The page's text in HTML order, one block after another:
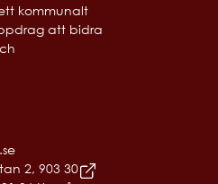
kommunalt
att bidra
2, 903 30